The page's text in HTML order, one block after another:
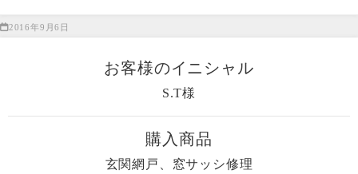
2016年9月6日
お客様のイニシャル
S.T様
購入商品
玄関網戸、窓サッシ修理